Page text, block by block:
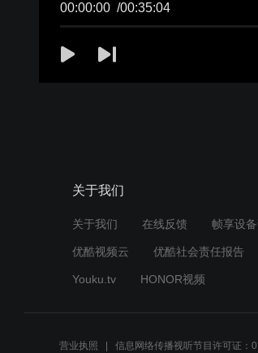
00:00:00 /00:35:04
关于我们
关于我们 在线反馈 帧享设
优酷视频云 优酷社会责任报告
Youku.tv HONOR视频
营业执照 信息网络传播视听节目许可证：